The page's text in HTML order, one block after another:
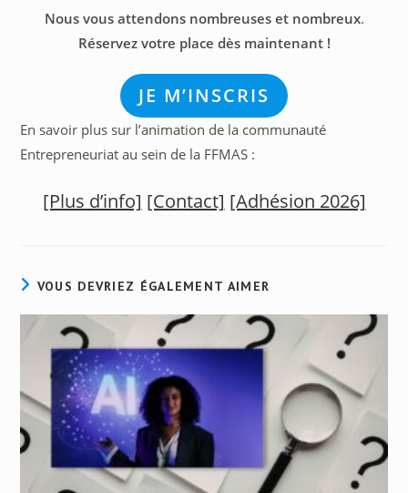
Nous vous attendons nombreuses et nombreux.
Réservez votre place dès maintenant !
JE M’INSCRIS
En savoir plus sur l’animation de la communauté
Entrepreneuriat au sein de la FFMAS :
[Plus d’info] [Contact] [Adhésion 2026]
VOUS DEVRIEZ ÉGALEMENT AIMER